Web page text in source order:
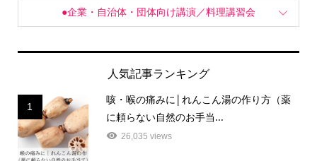
●企業・自治体・団体向け講演／料理講習会
人気記事ランキング
1
咳・喉の痛みに│れんこん湯の作り方（薬
に頼らない自然のお手当...
26,035 views